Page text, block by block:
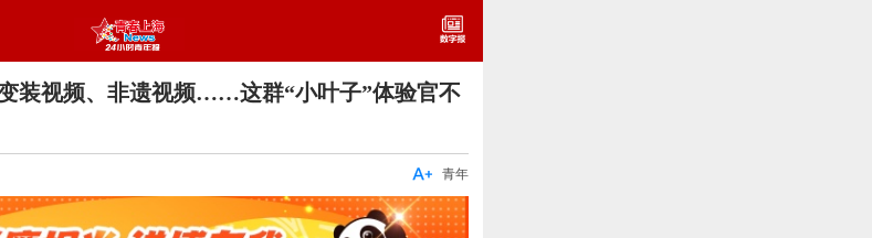
装视频、非遗视频……这群“小叶子”体验官不
青年
